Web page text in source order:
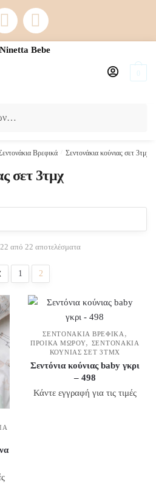
0
Βρεφικά Σεντονάκια κούνιας σετ 3τμχ
σετ 3τμχ
από 22 αποτελέσματαSorted
1 2
ΣΕΝΤΟΝΆΚΙΑ ΒΡΕΦΙΚΆ ,
ΠΡΟΊΚΑ ΜΩΡΟΎ, ΣΕΝΤΟΝΆΚΙΑ
ΚΟΎΝΙΑΣ ΣΕΤ 3ΤΜΧ
Σεντόνια κούνιας baby γκρι
– 498
Κάντε εγγραφή για τις τιμές